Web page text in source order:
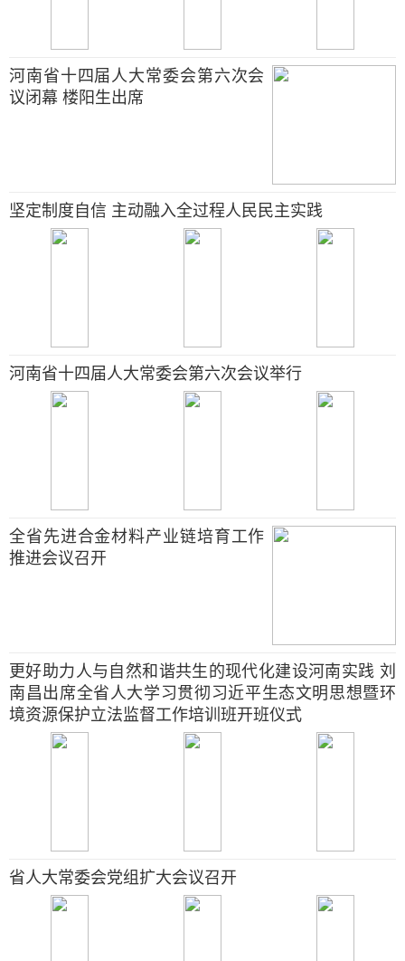
河南省十四届人大常委会第六次会
议闭幕 楼阳生出席
坚定制度自信 主动融入全过程人民民主实践
河南省十四届人大常委会第六次会议举行
全省先进合金材料产业链培育工作
推进会议召开
更好助力人与自然和谐共生的现代化建设河南实践 刘
南昌出席全省人大学习贯彻习近平生态文明思想暨环
境资源保护立法监督工作培训班开班仪式
省人大常委会党组扩大会议召开